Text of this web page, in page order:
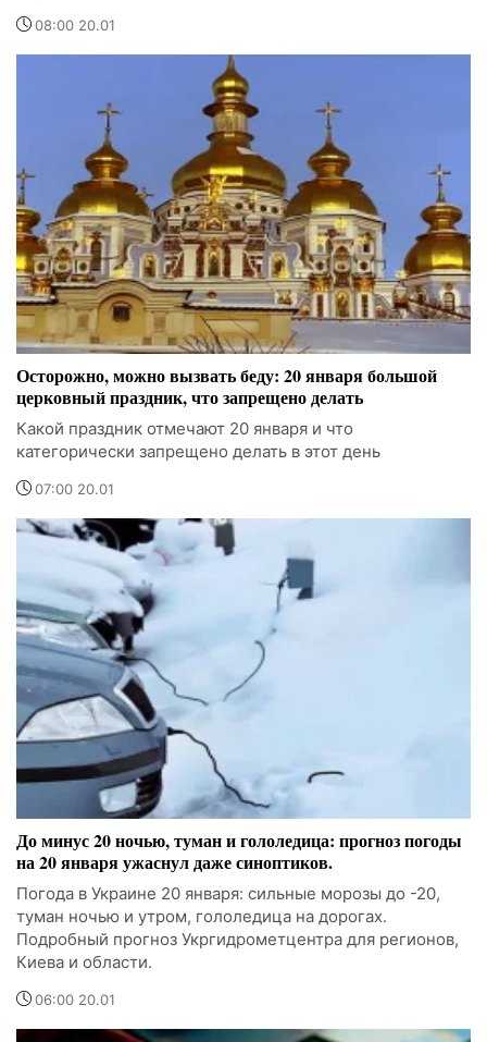
08:00 20.01
Осторожно, можно вызвать беду: 20 января большой
церковный праздник, что запрещено делать
Какой праздник отмечают 20 января и что
категорически запрещено делать в этот день
07:00 20.01
До минус 20 ночью, туман и гололедица: прогноз погоды
на 20 января ужаснул даже синоптиков.
Погода в Украине 20 января: сильные морозы до -20,
туман ночью и утром, гололедица на дорогах.
Подробный прогноз Укргидрометцентра для регионов,
Киева и области.
06:00 20.01